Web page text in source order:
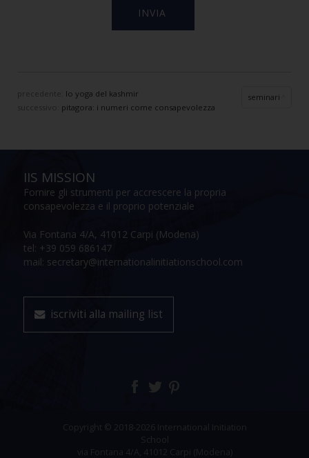
precedente: lo yoga del kashmir
pitagora: i numeri come consapevolezza
seminari
IIS MISSION
Fornire gli strumenti per accrescere la propria
consapevolezza e il proprio potenziale
Via Fontana 4/A, 41012 Carpi (Modena)
tel: +39 059 686147
mail: secretary@internationalinitiationschool.com
iscriviti alla mailing list
Copyright © 2018-2026 International Initiation
School
via Fontana 4/A, 41012 Carpi (Modena)